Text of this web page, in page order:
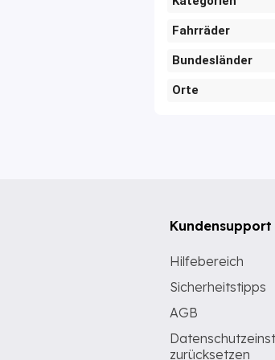
Fahrräder
Bundesländer
Orte
Kundensupport
Hilfebereich
Sicherheitstipps
AGB
zurücksetzen